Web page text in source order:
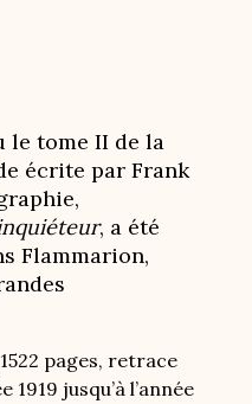
le tome II de la
écrite par Frank
, a été
Flammarion,
pages, retrace
1919 jusqu’à l’année